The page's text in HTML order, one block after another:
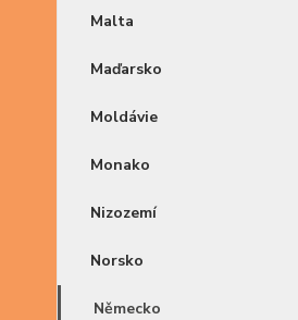
Malta
Maďarsko
Moldávie
Monako
Nizozemí
Norsko
Německo